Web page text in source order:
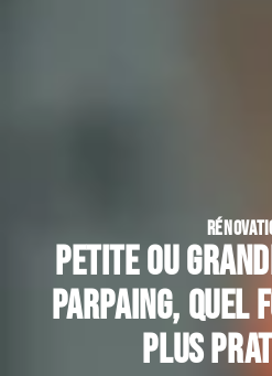
Petite ou
parpaing, quel
plus